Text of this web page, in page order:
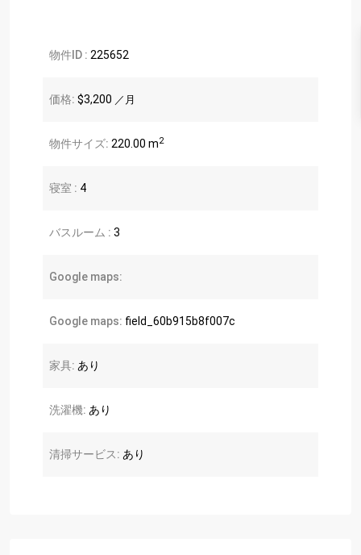
物件ID : 225652
価格: $3,200 ／月
物件サイズ: 220.00 m2
寝室 : 4
バスルーム : 3
Google maps:
Google maps: field_60b915b8f007c
家具: あり
洗濯機: あり
清掃サービス: あり